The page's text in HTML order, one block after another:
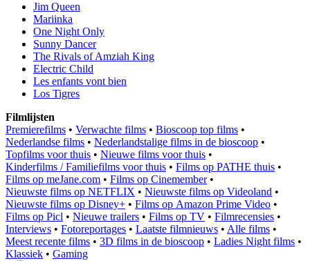
Jim Queen
Mariinka
One Night Only
Sunny Dancer
The Rivals of Amziah King
Electric Child
Les enfants vont bien
Los Tigres
Filmlijsten
Premierefilms • Verwachte films • Bioscoop top films •
Nederlandse films • Nederlandstalige films in de bioscoop •
Topfilms voor thuis • Nieuwe films voor thuis •
Kinderfilms / Familiefilms voor thuis • Films op PATHE thuis •
Films op meJane.com • Films op Cinemember•
Nieuwste films op NETFLIX • Nieuwste films op Videoland •
Nieuwste films op Disney+ • Films op Amazon Prime Video •
Films op Picl • Nieuwe trailers • Films op TV • Filmrecensies •
Interviews • Fotoreportages • Laatste filmnieuws • Alle films •
Meest recente films • 3D films in de bioscoop • Ladies Night films •
Klassiek • Gaming